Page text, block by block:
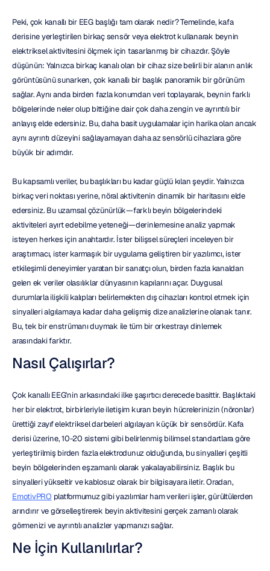
Peki, çok kanallı bir EEG başlığı tam olarak nedir? Temelinde, kafa
derisine yerleştirilen birkaç sensör veya elektrot kullanarak beynin
elektriksel aktivitesini ölçmek için tasarlanmış bir cihazdır. Şöyle
düşünün: Yalnızca birkaç kanalı olan bir cihaz size belirli bir alanın anlık
görüntüsünü sunarken, çok kanallı bir başlık panoramik bir görünüm
sağlar. Aynı anda birden fazla konumdan veri toplayarak, beynin farklı
bölgelerinde neler olup bittiğine dair çok daha zengin ve ayrıntılı bir
anlayış elde edersiniz. Bu, daha basit uygulamalar için harika olan ancak
aynı ayrıntı düzeyini sağlayamayan daha az sensörlü cihazlara göre
büyük bir adımdır.
Bu kapsamlı veriler, bu başlıkları bu kadar güçlü kılan şeydir. Yalnızca
birkaç veri noktası yerine, nöral aktivitenin dinamik bir haritasını elde
edersiniz. Bu uzamsal çözünürlük—farklı beyin bölgelerindeki
aktiviteleri ayırt edebilme yeteneği—derinlemesine analiz yapmak
isteyen herkes için anahtardır. İster bilişsel süreçleri inceleyen bir
araştırmacı, ister karmaşık bir uygulama geliştiren bir yazılımcı, ister
etkileşimli deneyimler yaratan bir sanatçı olun, birden fazla kanaldan
gelen ek veriler olasılıklar dünyasının kapılarını açar. Duygusal
durumlarla ilişkili kalıpları belirlemekten dış cihazları kontrol etmek için
sinyalleri algılamaya kadar daha gelişmiş dize analizlerine olanak tanır.
Bu, tek bir enstrümanı duymak ile tüm bir orkestrayı dinlemek
arasındaki farktır.
Nasıl Çalışırlar?
Çok kanallı EEG'nin arkasındaki ilke şaşırtıcı derecede basittir. Başlıktaki
her bir elektrot, birbirleriyle iletişim kuran beyin hücrelerinizin (nöronlar)
ürettiği zayıf elektriksel darbeleri algılayan küçük bir sensördür. Kafa
derisi üzerine, 10-20 sistemi gibi belirlenmiş bilimsel standartlara göre
yerleştirilmiş birden fazla elektrodunuz olduğunda, bu sinyalleri çeşitli
beyin bölgelerinden eşzamanlı olarak yakalayabilirsiniz. Başlık bu
EmotivPRO platformumuz gibi yazılımlar ham verileri işler, gürültülerden
arındırır ve görselleştirerek beyin aktivitesini gerçek zamanlı olarak
görmenizi ve ayrıntılı analizler yapmanızı sağlar.
Ne İçin Kullanılırlar?